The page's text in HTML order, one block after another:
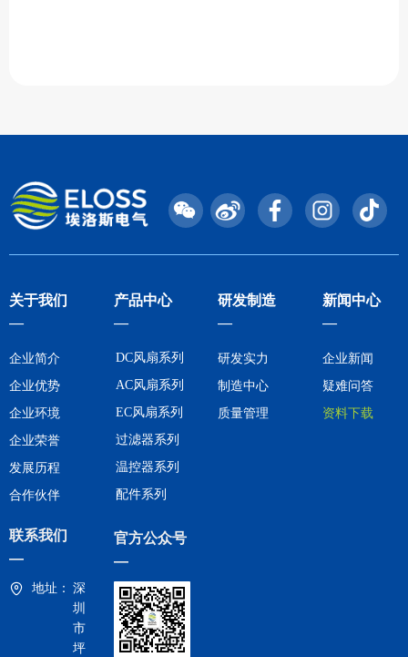
联系我们
—
地址： 深
圳
市
坪
关于我们
—
企业简介
企业优势
企业环境
企业荣誉
发展历程
合作伙伴
研发制造
—
研发实力
制造中心
质量管理
新闻中心
—
企业新闻
疑难问答
资料下载
官方公众号
—
产品中心
—
DC风扇系列
AC风扇系列
EC风扇系列
过滤器系列
温控器系列
配件系列